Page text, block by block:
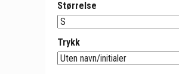
Størrelse
Trykk